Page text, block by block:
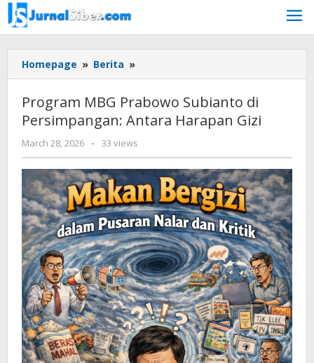
Skip
to
content
Homepage » Berita »
MBG
Subianto
di
Harapan
Gizi
Program MBG Prabowo Subianto di
Persimpangan: Antara Harapan Gizi
March 28, 2026
by
Budiyanto
- 33 views